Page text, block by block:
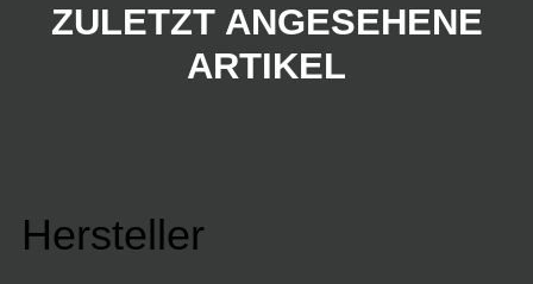
ZULETZT ANGESEHENE
ARTIKEL
Hersteller